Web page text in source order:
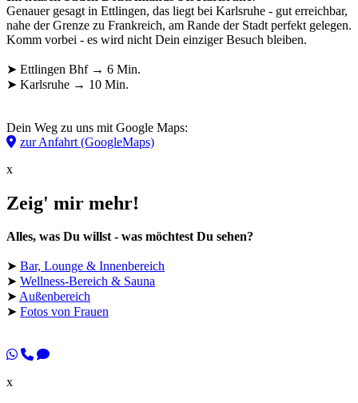
Genauer gesagt in Ettlingen, das liegt bei Karlsruhe - gut erreichbar,
nahe der Grenze zu Frankreich, am Rande der Stadt perfekt gelegen.
Komm vorbei - es wird nicht Dein einziger Besuch bleiben.
➤ Ettlingen Bhf → 6 Min.
➤ Karlsruhe → 10 Min.
Dein Weg zu uns mit Google Maps:
zur Anfahrt (GoogleMaps)
x
Zeig' mir mehr!
Alles, was Du willst - was möchtest Du sehen?
➤ Bar, Lounge & Innenbereich
➤ Wellness-Bereich & Sauna
➤Außenbereich
➤ Fotos von Frauen
x